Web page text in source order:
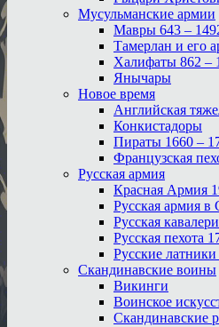
Мусульманские армии
Мавры 643 –
Тамерлан и его
Халифаты 862 –
Янычары
Новое время
Английская
Конкистадоры
Пираты 1660 –
Французская
Русская армия
Красная Армия
Русская армия в
Русская
Русская пехота
Русские
Скандинавские воины
Викинги
Воинское
Скандинавские